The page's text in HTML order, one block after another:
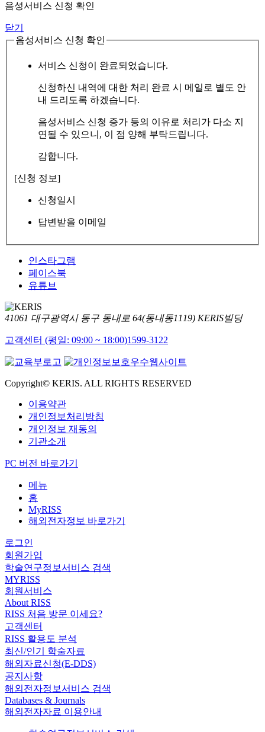
음성서비스 신청 확인
닫기
음성서비스 신청 확인
서비스 신청이 완료되었습니다.
신청하신 내역에 대한 처리 완료 시 메일로 별도 안
내 드리도록 하겠습니다.
음성서비스 신청 증가 등의 이유로 처리가 다소 지
연될 수 있으니, 이 점 양해 부탁드립니다.
감합니다.
[신청 정보]
신청일시
답변받을 이메일
인스타그램
페이스북
유튜브
41061 대구광역시 동구 동내로 64(동내동1119) KERIS빌딩
고객센터 (평일: 09:00 ~ 18:00)1599-3122
Copyright© KERIS. ALL RIGHTS RESERVED
이용약관
개인정보처리방침
개인정보 재동의
기관소개
PC 버전 바로가기
메뉴
홈
MyRISS
해외전자정보 바로가기
로그인
회원가입
학술연구정보서비스 검색
MYRISS
회원서비스
About RISS
RISS 처음 방문 이세요?
고객센터
RISS 활용도 분석
최신/인기 학술자료
해외자료신청(E-DDS)
공지사항
해외전자정보서비스 검색
Databases & Journals
해외전자자료 이용안내